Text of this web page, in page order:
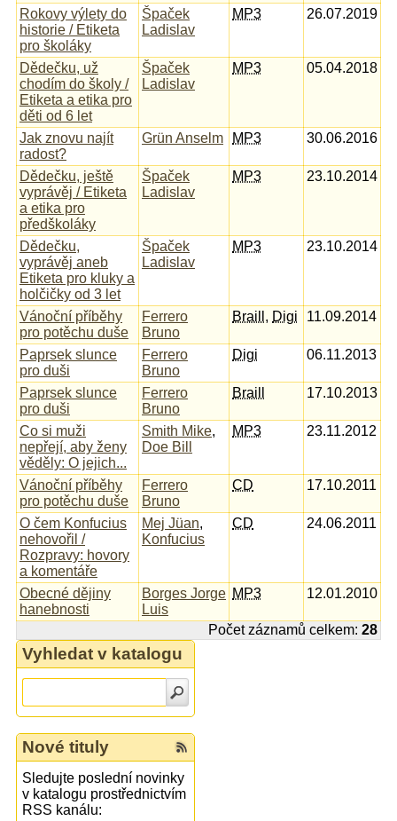
Rokovy výlety do
historie / Etiketa
pro školáky
Špaček
Ladislav
MP3 26.07.2019
Dědečku, už
chodím do školy /
Etiketa a etika pro
děti od 6 let
Špaček
Ladislav
MP3 05.04.2018
Jak znovu najít
radost?
Grün Anselm MP3 30.06.2016
Dědečku, ještě
vyprávěj / Etiketa
a etika pro
předškoláky
Špaček
Ladislav
MP3 23.10.2014
Dědečku,
vyprávěj aneb
Etiketa pro kluky a
holčičky od 3 let
Špaček
Ladislav
MP3 23.10.2014
Vánoční příběhy
pro potěchu duše
Ferrero
Bruno
Braill , Digi 11.09.2014
Paprsek slunce
pro duši
Ferrero
Bruno
Digi 06.11.2013
Paprsek slunce
pro duši
Ferrero
Bruno
Braill 17.10.2013
Co si muži
nepřejí, aby ženy
věděly: O jejich...
Smith Mike,
Doe Bill
MP3 23.11.2012
Vánoční příběhy
pro potěchu duše
Ferrero
Bruno
CD 17.10.2011
O čem Konfucius
nehovořil /
Rozpravy: hovory
a komentáře
Mej Jüan,
Konfucius
CD 24.06.2011
Obecné dějiny
hanebnosti
Borges Jorge
Luis
MP3 12.01.2010
Počet záznamů celkem: 28
Vyhledat v katalogu
Nové tituly
Sledujte poslední novinky
v katalogu prostřednictvím
RSS kanálu: